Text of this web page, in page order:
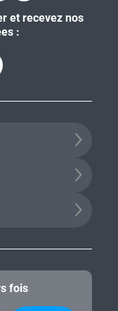
et recevez nos
:
fois